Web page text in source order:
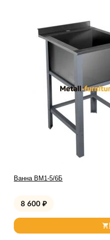
Ванна ВМ1-5/6Б
8 600 ₽